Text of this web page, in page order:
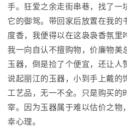
手。狂爱之余走街串巷，找了一
它的御驾。带回家后放置在我的
度香，我便得以在这袅袅香氛里
我一向自认不擅购物，价廉物美
玉器，倒是捡了个便宜，还让人
说起丽江的玉器，小到手上戴的
工艺品，无一不全。只是购买的
宰。因为玉器属于难以估价之物
幸心理。